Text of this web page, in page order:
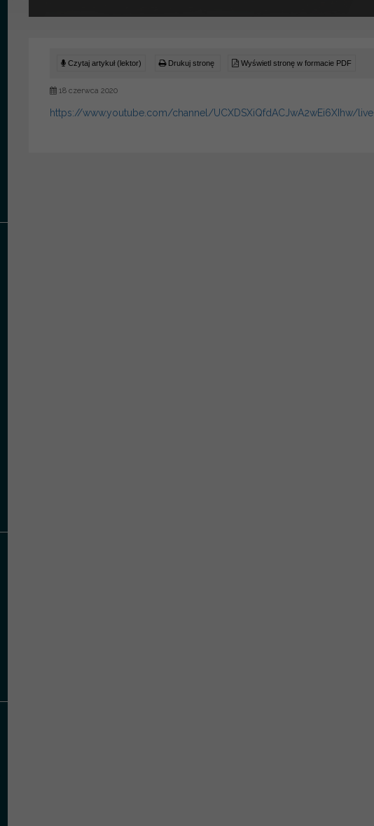
Czytaj artykuł (lektor) Drukuj stronę Wyświetl stronę w formacie PDF
18 czerwca 2020
https://www.youtube.com/channel/UCXDSXiQfdACJwA2wEi6XIhw/live